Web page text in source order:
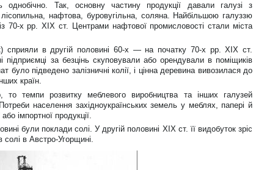
однобічно. Так, основну частину продукції давали галузі з
нафтова, буровугільна, соляна. Найбільшою галуззю
70-х рр. XIX ст. Центрами нафтової промисловості стали міста
сприяли в другій половині 60-х — на початку 70-х рр. XIX ст.
підприємці за безцінь скуповували або орендували в поміщиків
було підведено залізничні колії, і цінна деревина вивозилася до
країн.
то темпи розвитку меблевого виробництва та інших галузей
населення західноукраїнських земель у меблях, папері й
імпортної продукції.
були поклади солі. У другій половині ХІХ ст. її видобуток зріс
в Австро-Угорщині.